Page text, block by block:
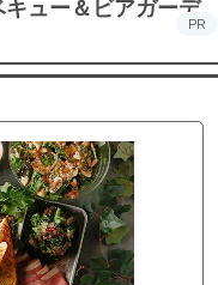
ュー＆ビアガーデ
PR